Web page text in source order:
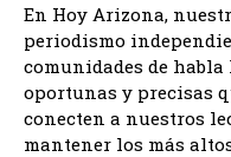
En Hoy Arizona,
periodismo
comunidades de
oportunas y precisas
conecten a nuestros
mantener los más